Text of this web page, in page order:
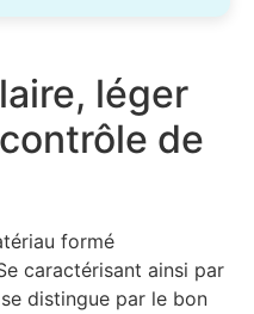
léger
de
formé
caractérisant ainsi par
distingue par le bon